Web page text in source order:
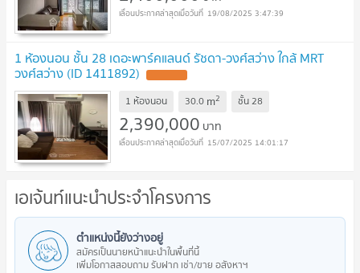
19/08/2025 3:47:39
1 ห้องนอน ชั้น 28 เดอะพาร์คแลนด์ รัชดา-วงศ์สว่าง ใกล้ MRT
วงศ์สว่าง (ID 1411892)
1 ห้องนอน 30.0 m2 ชั้น28
2,390,000 บาท
15/07/2025 14:01:17
เอเจ้นท์แนะนำประจำโครงการ
ตำแหน่งนี้ยังว่างอยู่
สมัครเป็นนายหน้าแนะนำในพื้นที่นี้
เพิ่มโอกาสสอบถาม รับฝาก เช่า/ขาย อสังหาฯ